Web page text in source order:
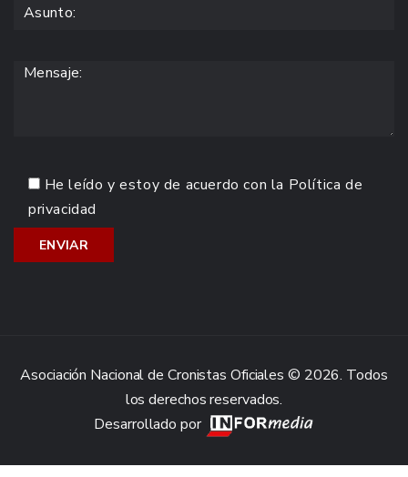
He leído y estoy de acuerdo con la Política de
privacidad
Asociación Nacional de Cronistas Oficiales © 2026. Todos
los derechos reservados.
Desarrollado por